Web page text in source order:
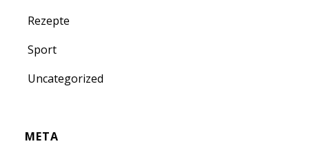
Rezepte
Sport
Uncategorized
META